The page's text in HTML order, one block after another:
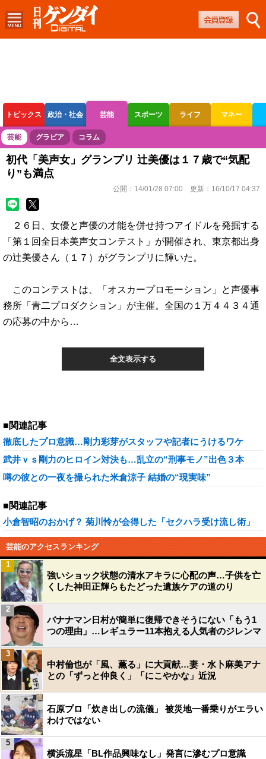
トピックス 政治・社会 芸能 スポーツ ライフ マネー
ボートレース 競輪 オートレース
芸能 グラビア コラム
初代「美声女」グランプリ 辻美優は１７歳で“気配
り”も満点
公開： 14/01/28 07:00 更新： 16/10/17 04:37
２６日、女優と声優の才能を併せ持つアイドルを発掘する
「第１回全日本美声女コンテスト」が開催され、東京都出身
の辻美優さん（１７）がグランプリに輝いた。
このコンテストは、「オスカープロモーション」と声優事
務所「青二プロダクション」が主催。全国の１万４４３４通
の応募の中から…
全文表示する
■関連記事
徹底したプロ意識…剛力彩芽がスタッフや記者にうけるワケ
武井ｖｓ剛力のヒロイン対決も…乱立の“刑事モノ”出色３本
噂の彼との一夜を撮られた米倉涼子 結婚の“現実味”
■関連記事
小倉智昭のおかげ？ 菊川怜が会得した「セクハラ受け流し術」
芸能のアクセスランキング
強いショック状態の清水アキラに心配の声…子供を亡
くした神田正輝らもたどった遺族ケアの道のり
1
バナナマン日村が簡単に復帰できそうにない「もう1
つの理由」…レギュラー11本抱える人気者のジレンマ
2
中村倫也が「風、薫る」に大貢献…妻・水卜麻美アナ
との「ずっと仲良く」「にこやかな」近況
3
石原プロ「炊き出しの流儀」 被災地一番乗りがエラい
わけではない
4
横浜流星「BL作品興味なし」発言に滲むプロ意識
5